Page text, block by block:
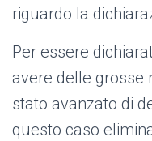
riguardo la
Per essere
avere delle grosse
stato avanzato di
questo caso